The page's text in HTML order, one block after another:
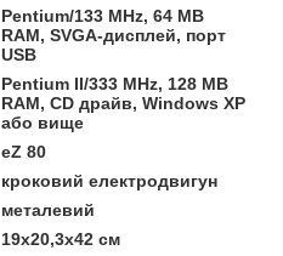
Pentium/133 MHz, 64 MB
RAM, SVGA-дисплей, порт
USB
Pentium II/333 MHz, 128 MB
RAM, CD драйв, Windows XP
або вище
eZ 80
кроковий електродвигун
металевий
19x20,3x42 см